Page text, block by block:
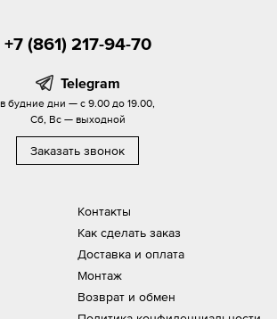
Контакты
Как сделать заказ
Доставка и оплата
Монтаж
Возврат и обмен
+7 (861) 217-94-70
Telegram
в будние дни — с 9.00 до 19.00,
Сб, Вс — выходной
Заказать звонок